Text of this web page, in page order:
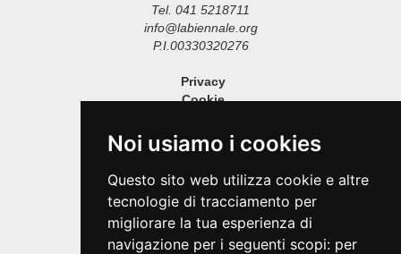
Noi usiamo i cookies
Questo sito web utilizza cookie e altre
tecnologie di tracciamento per
migliorare la tua esperienza di
navigazione per i seguenti scopi: per
Tel. 041 5218711
info@labiennale.org
P.I.00330320276
Privacy
Cookie
Società a socio unico
Via Antonio Canova 16/20
40138 Bologna